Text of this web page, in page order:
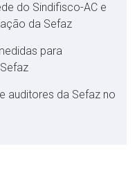
do Sindifisco-AC e
da Sefaz
para
auditores da Sefaz no